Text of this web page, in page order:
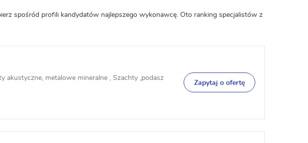
spośród profili kandydatów najlepszego wykonawcę. Oto ranking specjalistów z
akustyczne, metalowe mineralne , Szachty ,podasz
Zapytaj o ofertę